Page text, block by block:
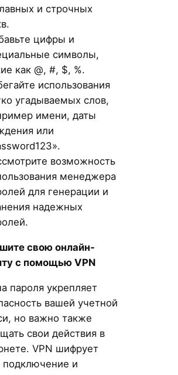
и строчных
цифры и
символы,
как @, #, $, %.
использования
угадываемых слов,
имени, даты
или
возможность
менеджера
для генерации и
надежных
свою онлайн-
с помощью VPN
пароля укрепляет
вашей учетной
но важно также
свои действия в
VPN шифрует
подключение и